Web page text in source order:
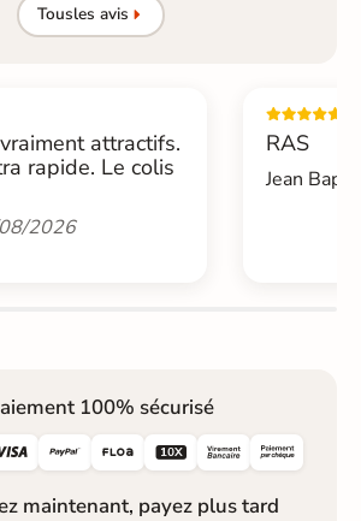
Tousles avis
attractifs.
rapide. Le colis
2026
RAS
Jean
100% sécurisé
  
maintenant, payez plus tard